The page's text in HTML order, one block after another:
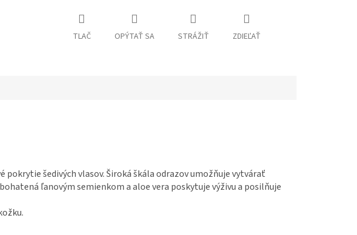
TLAČ OPÝTAŤ SA STRÁŽIŤ ZDIEĽAŤ
šedivých vlasov. Široká škála odrazov umožňuje vytvárať
ľanovým semienkom a aloe vera poskytuje výživu a posilňuje